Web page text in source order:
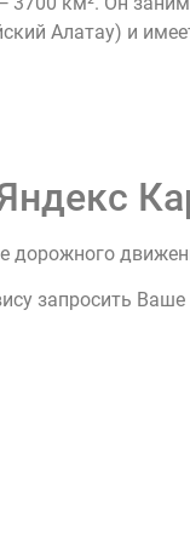
Алатау) и
дорожного
запросить